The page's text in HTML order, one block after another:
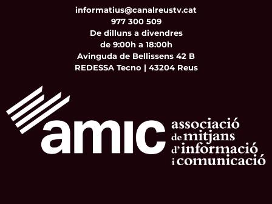
informatius@canalreustv.cat
977 300 509
De dilluns a divendres
de 9:00h a 18:00h
Avinguda de Bellissens 42 B
REDESSA Tecno | 43204 Reus